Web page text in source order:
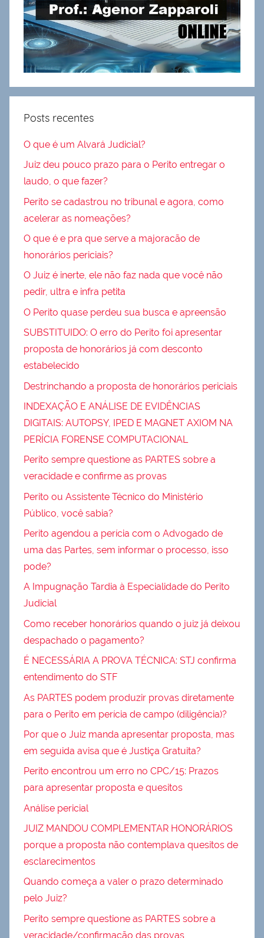
Posts recentes
O que é um Alvará Judicial?
Juiz deu pouco prazo para o Perito entregar o
laudo, o que fazer?
Perito se cadastrou no tribunal e agora, como
acelerar as nomeações?
O que é e pra que serve a majoracão de
honorários periciais?
O Juiz é inerte, ele não faz nada que você não
pedir, ultra e infra petita
O Perito quase perdeu sua busca e apreensão
SUBSTITUIDO: O erro do Perito foi apresentar
proposta de honorários já com desconto
estabelecido
Destrinchando a proposta de honorários periciais
INDEXAÇÃO E ANÁLISE DE EVIDÊNCIAS
DIGITAIS: AUTOPSY, IPED E MAGNET AXIOM NA
PERÍCIA FORENSE COMPUTACIONAL
Perito sempre questione as PARTES sobre a
veracidade e confirme as provas
Perito ou Assistente Técnico do Ministério
Público, você sabia?
Perito agendou a perícia com o Advogado de
uma das Partes, sem informar o processo, isso
pode?
A Impugnação Tardia à Especialidade do Perito
Judicial
Como receber honorários quando o juiz já deixou
despachado o pagamento?
É NECESSÁRIA A PROVA TÉCNICA: STJ confirma
entendimento do STF
As PARTES podem produzir provas diretamente
para o Perito em perícia de campo (diligência)?
Por que o Juiz manda apresentar proposta, mas
em seguida avisa que é Justiça Gratuita?
Perito encontrou um erro no CPC/15: Prazos
para apresentar proposta e quesitos
Análise pericial
JUIZ MANDOU COMPLEMENTAR HONORÁRIOS
porque a proposta não contemplava quesitos de
esclarecimentos
Quando começa a valer o prazo determinado
pelo Juiz?
Perito sempre questione as PARTES sobre a
veracidade/confirmação das provas